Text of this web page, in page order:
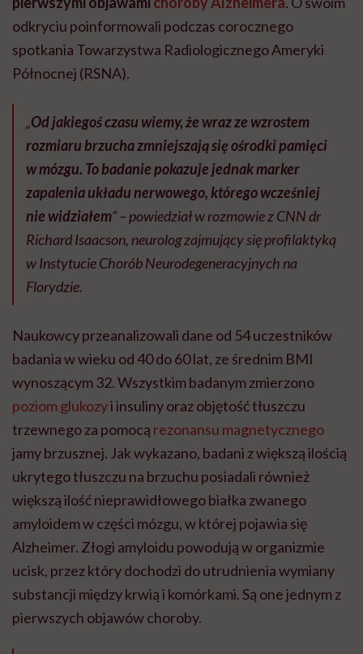
odkryciu poinformowali podczas corocznego
spotkania Towarzystwa Radiologicznego Ameryki
Północnej (RSNA).
„Od jakiegoś czasu wiemy, że wraz ze wzrostem
rozmiaru brzucha zmniejszają się ośrodki pamięci
w mózgu. To badanie pokazuje jednak marker
zapalenia układu nerwowego, którego wcześniej
nie widziałem” – powiedział w rozmowie z CNN dr
Richard Isaacson, neurolog zajmujący się profilaktyką
w Instytucie Chorób Neurodegeneracyjnych na
Florydzie.
Naukowcy przeanalizowali dane od 54 uczestników
badania w wieku od 40 do 60 lat, ze średnim BMI
wynoszącym 32. Wszystkim badanym zmierzono
poziom glukozyi insuliny oraz objętość tłuszczu
trzewnego za pomocą rezonansu magnetycznego
jamy brzusznej. Jak wykazano, badani z większą ilością
ukrytego tłuszczu na brzuchu posiadali również
większą ilość nieprawidłowego białka zwanego
amyloidem w części mózgu, w której pojawia się
Alzheimer. Złogi amyloidu powodują w organizmie
ucisk, przez który dochodzi do utrudnienia wymiany
substancji między krwią i komórkami. Są one jednym z
pierwszych objawów choroby.